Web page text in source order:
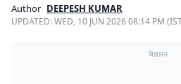
Author DEEPESH KUMAR
UPDATED:WED, 10 JUN 2026 08:14 PM
विज्ञापन